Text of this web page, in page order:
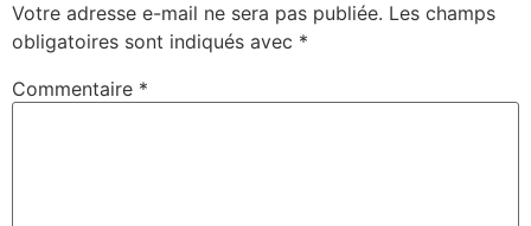
Votre adresse e-mail ne sera pas publiée. Les champs
obligatoires sont indiqués avec *
Commentaire *